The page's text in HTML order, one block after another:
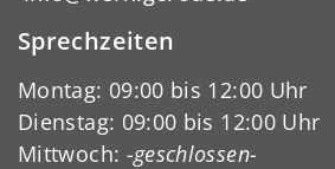
Sprechzeiten
Montag: 09:00 bis 12:00 Uhr
Dienstag: 09:00 bis 12:00 Uhr
Mittwoch: -geschlossen-